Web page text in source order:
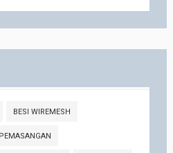
BESI WIREMESH